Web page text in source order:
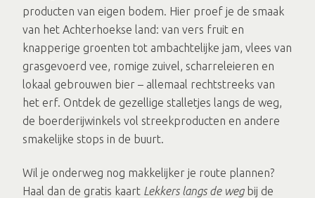
producten van eigen bodem. Hier proef je de smaak
van het Achterhoekse land: van vers fruit en
knapperige groenten tot ambachtelijke jam, vlees van
grasgevoerd vee, romige zuivel, scharreleieren en
lokaal gebrouwen bier – allemaal rechtstreeks van
het erf. Ontdek de gezellige stalletjes langs de weg,
de boerderijwinkels vol streekproducten en andere
smakelijke stops in de buurt.
Wil je onderweg nog makkelijker je route plannen?
Haal dan de gratis kaart Lekkers langs de wegbij de